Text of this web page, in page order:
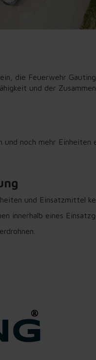
die Feuerwehr
und der
noch mehr Einheiten
und Einsatzmittel
innerhalb eines